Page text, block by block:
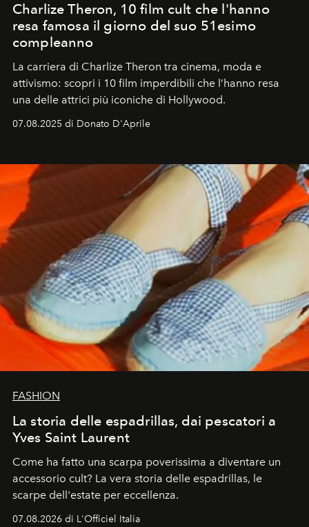
Charlize Theron, 10 film cult che l'hanno
resa famosa il giorno del suo 51esimo
compleanno
La carriera di Charlize Theron tra cinema, moda e
attivismo: scopri i 10 film imperdibili che l’hanno resa
una delle attrici più iconiche di Hollywood.
07.08.2025 di Donato D'Aprile
FASHION
La storia delle espadrillas, dai pescatori a
Yves Saint Laurent
Come ha fatto una scarpa poverissima a diventare un
accessorio cult? La vera storia delle espadrillas, le
scarpe dell'estate per eccellenza.
07.08.2026 di L'Officiel Italia